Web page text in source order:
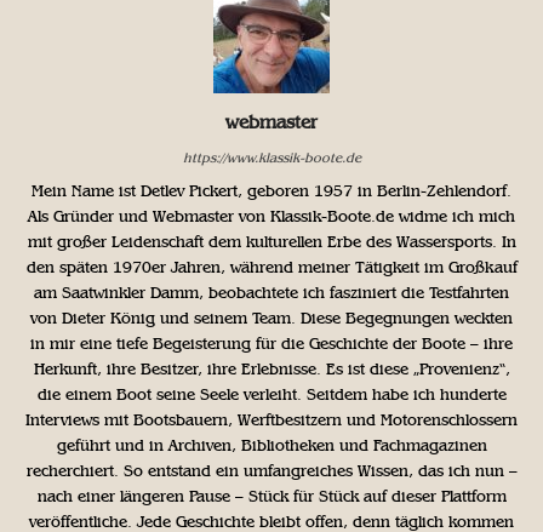
webmaster
https://www.klassik-boote.de
Mein Name ist Detlev Pickert, geboren 1957 in Berlin-Zehlendorf.
Als Gründer und Webmaster von Klassik-Boote.de widme ich mich
mit großer Leidenschaft dem kulturellen Erbe des Wassersports. In
den späten 1970er Jahren, während meiner Tätigkeit im Großkauf
am Saatwinkler Damm, beobachtete ich fasziniert die Testfahrten
von Dieter König und seinem Team. Diese Begegnungen weckten
in mir eine tiefe Begeisterung für die Geschichte der Boote – ihre
Herkunft, ihre Besitzer, ihre Erlebnisse. Es ist diese „Provenienz“,
die einem Boot seine Seele verleiht. Seitdem habe ich hunderte
Interviews mit Bootsbauern, Werftbesitzern und Motorenschlossern
geführt und in Archiven, Bibliotheken und Fachmagazinen
recherchiert. So entstand ein umfangreiches Wissen, das ich nun –
nach einer längeren Pause – Stück für Stück auf dieser Plattform
veröffentliche. Jede Geschichte bleibt offen, denn täglich kommen